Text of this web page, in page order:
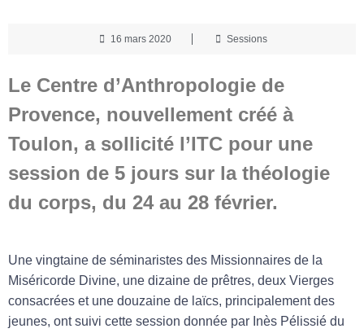
16 mars 2020 Sessions
Le Centre d’Anthropologie de
Provence, nouvellement créé à
Toulon, a sollicité l’ITC pour une
session de 5 jours sur la théologie
du corps, du 24 au 28 février.
Une vingtaine de séminaristes des Missionnaires de la
Miséricorde Divine, une dizaine de prêtres, deux Vierges
consacrées et une douzaine de laïcs, principalement des
jeunes, ont suivi cette session donnée par Inès Pélissié du